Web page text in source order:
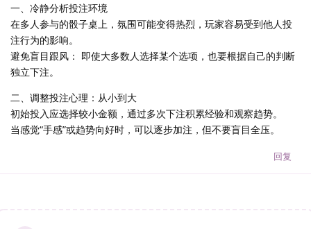
一、冷静分析投注环境
在多人参与的骰子桌上，氛围可能变得热烈，玩家容易受到他人投
注行为的影响。
避免盲目跟风： 即使大多数人选择某个选项，也要根据自己的判断
独立下注。
二、调整投注心理：从小到大
初始投入应选择较小金额，通过多次下注积累经验和观察趋势。
当感觉“手感”或趋势向好时，可以逐步加注，但不要盲目全压。
回复